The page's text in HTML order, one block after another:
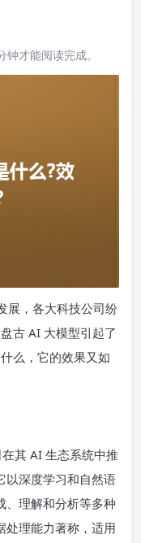
才能阅读完成。
展，各大科技公司纷
古 AI 大模型引起了
么，它的效果又如
其 AI 生态系统中推
以深度学习和自然语
、理解和分析等多种
处理能力著称，适用